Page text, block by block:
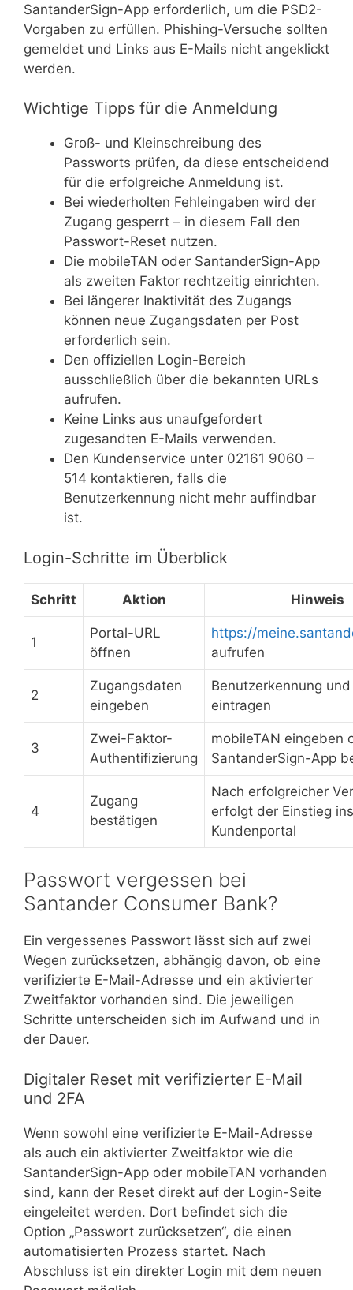
SantanderSign-App erforderlich, um die PSD2-
Vorgaben zu erfüllen. Phishing-Versuche sollten
gemeldet und Links aus E-Mails nicht angeklickt
werden.
Wichtige Tipps für die Anmeldung
Groß- und Kleinschreibung des
Passworts prüfen, da diese entscheidend
für die erfolgreiche Anmeldung ist.
Bei wiederholten Fehleingaben wird der
Zugang gesperrt – in diesem Fall den
Passwort-Reset nutzen.
Die mobileTAN oder SantanderSign-App
als zweiten Faktor rechtzeitig einrichten.
Bei längerer Inaktivität des Zugangs
können neue Zugangsdaten per Post
erforderlich sein.
Den offiziellen Login-Bereich
ausschließlich über die bekannten URLs
aufrufen.
Keine Links aus unaufgefordert
zugesandten E-Mails verwenden.
Den Kundenservice unter 02161 9060 –
514 kontaktieren, falls die
Benutzerkennung nicht mehr auffindbar
ist.
Login-Schritte im Überblick
Schritt Aktion Hinweis
1
Portal-URL
öffnen
https://
aufrufen
2
Zugangsdaten
eingeben
Benutzerkennung
eintragen
3
Zwei-Faktor-
Authentifizierung
mobileTAN eingeben
SantanderSign-App
4
Zugang
bestätigen
Nach erfolgreicher
erfolgt der Einstieg ins
Kundenportal
Passwort vergessen bei
Santander Consumer Bank?
Ein vergessenes Passwort lässt sich auf zwei
Wegen zurücksetzen, abhängig davon, ob eine
verifizierte E-Mail-Adresse und ein aktivierter
Zweitfaktor vorhanden sind. Die jeweiligen
Schritte unterscheiden sich im Aufwand und in
der Dauer.
Digitaler Reset mit verifizierter E-Mail
und 2FA
Wenn sowohl eine verifizierte E-Mail-Adresse
als auch ein aktivierter Zweitfaktor wie die
SantanderSign-App oder mobileTAN vorhanden
sind, kann der Reset direkt auf der Login-Seite
eingeleitet werden. Dort befindet sich die
Option „Passwort zurücksetzen“, die einen
automatisierten Prozess startet. Nach
Abschluss ist ein direkter Login mit dem neuen